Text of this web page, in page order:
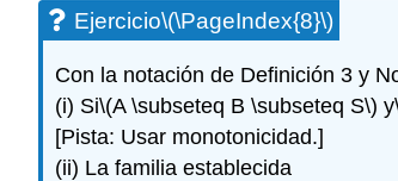
Ejercicio\(\PageIndex{8}\)
Con la notación de Definición 3 y
(i) Si\(A \subseteq B \subseteq S\) y
[Pista: Usar monotonicidad.]
(ii) La familia establecida